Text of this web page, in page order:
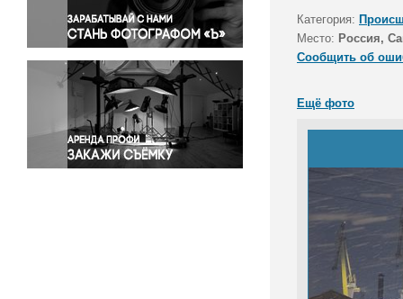
Происшествия и конфликты
Религия
Светская жизнь
Спорт
Экология
Экономика и бизнес
Категория:
Место: Россия,
Сообщить об
Ещё фото